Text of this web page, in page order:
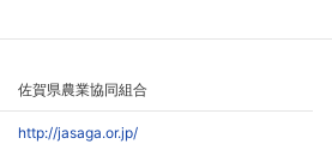
佐賀県農業協同組合
http://jasaga.or.jp/